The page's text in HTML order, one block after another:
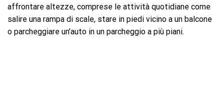
affrontare altezze, comprese le attività quotidiane come
salire una rampa di scale, stare in piedi vicino a un balcone
o parcheggiare un’auto in un parcheggio a più piani.